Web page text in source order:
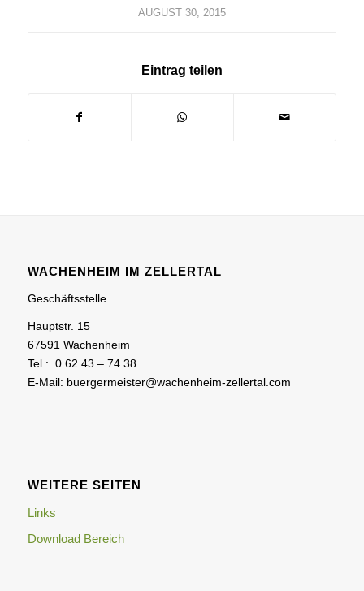
AUGUST 30, 2015
Eintrag teilen
WACHENHEIM IM ZELLERTAL
Geschäftsstelle
Hauptstr. 15
67591 Wachenheim
Tel.: 0 62 43 – 74 38
E-Mail: buergermeister@wachenheim-zellertal.com
WEITERE SEITEN
Links
Download Bereich